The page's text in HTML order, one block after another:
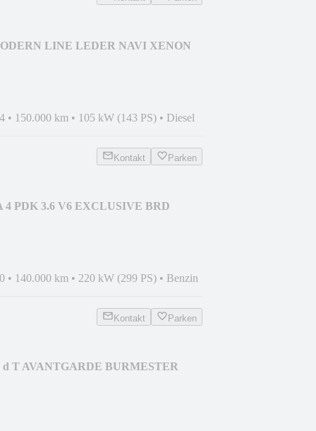
LINE LEDER NAVI XENON
• 150.000 km • 105 kW (143 PS) • Diesel
Kontakt Parken
4 PDK 3.6 V6 EXCLUSIVE BRD
• 140.000 km • 220 kW (299 PS) • Benzin
Kontakt Parken
d T AVANTGARDE BURMESTER